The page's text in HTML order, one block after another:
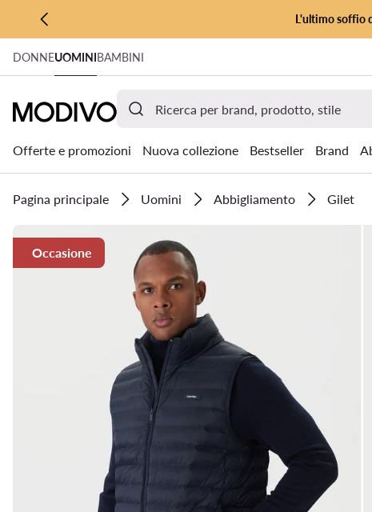
VAI AL CONTENUTO PRINCIPALE
VAI ALLA RICERCA
L'ultimo soffio
DONNEUOMINIBAMBINI
Offerte e promozioni Nuova collezione Bestseller Brand
Pagina principale Uomini Abbigliamento Gilet
Occasione